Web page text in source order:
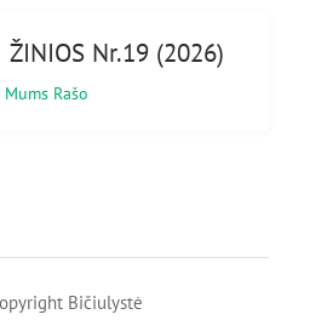
Nr.19 (2026)
Mums Rašo
Bičiulystė